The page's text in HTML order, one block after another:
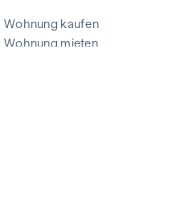
Wohnung kaufen
Wohnung mieten